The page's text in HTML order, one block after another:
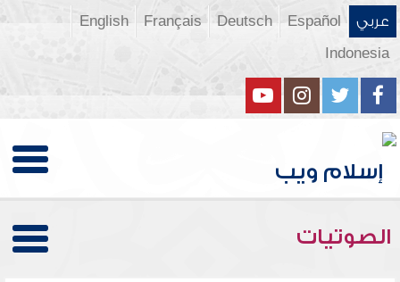
عربي Español
Deutsch
Français
English
Indonesia
الصوتيات